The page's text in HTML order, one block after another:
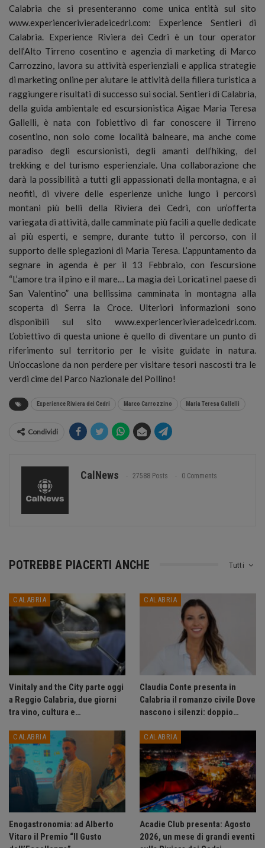
Calabria che si presenteranno come unica entità sul sito
www.experiencerivieradeicedri.com: Experience Sentieri di
Calabria. Experience Riviera dei Cedri è un tour operator
dell’Alto Tirreno cosentino e agenzia di marketing di Marco
Carrozzino, lavora su attività esperienziali e applica strategie
di marketing online per aiutare le attività della filiera turistica a
raggiungere risultati di successo sui social. Sentieri di Calabria,
della guida ambientale ed escursionistica Aigae Maria Teresa
Gallelli, è nata con l’obiettivo di far conoscere il Tirreno
cosentino, non solo come località balneare, ma anche come
paradiso degli escursionisti, degli amanti dell’hiking, del
trekking e del turismo esperienziale. Una collaborazione che
darà la possibilità a tutti gli appassionati della montagna, e ai
neofiti, di vivere delle esperienze uniche lungo i percorsi
montani più belli della Riviera dei Cedri, con un’offerta
variegata di attività, dalle camminate più facili a quelle dedicate
ai più esperti, e sempre, durante tutto il percorso, con il
supporto delle spiegazioni di Maria Teresa. L’appuntamento da
segnare in agenda è per il 13 Febbraio, con l’escursione
“L’amore tra il pino e il mare… La magia dei Loricati nel paese di
San Valentino” una bellissima camminata in montagna alla
scoperta di Serra la Croce. Ulteriori informazioni sono
disponibili sul sito www.experiencerivieradeicedri.com.
L’obiettivo di questa unione è quello di diventare un punto di
riferimento sul territorio per le visite guidate in natura.
Un’occasione da non perdere per visitare tesori nascosti tra le
verdi cime del Parco Nazionale del Pollino!
Experience Riviera dei Cedri Marco Carrozzino Maria Teresa Gallelli
Condividi
CalNews 27588 Posts 0 Comments
Tutti
POTREBBE PIACERTI ANCHE
CALABRIA
Vinitaly and the City parte oggi
a Reggio Calabria, due giorni
tra vino, cultura e…
CALABRIA
Claudia Conte presenta in
Calabria il romanzo civile Dove
nascono i silenzi: doppio…
CALABRIA
Enogastronomia: ad Alberto
Vitaro il Premio “Il Gusto
CALABRIA
Acadie Club presenta: Agosto
2026, un mese di grandi eventi